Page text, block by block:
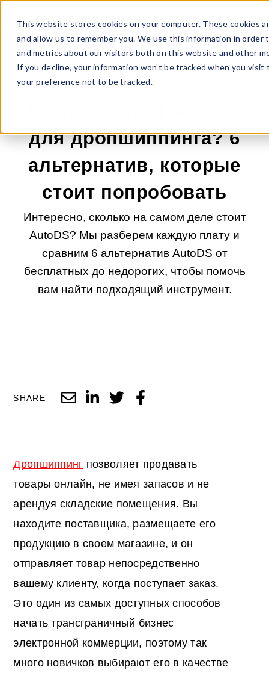
This website stores cookies on your computer. These
and allow us to remember you. We use this information in
and metrics about our visitors both on this website and other
If you decline, your information won’t be tracked when you
your preference not to be tracked.
26.05.2026 9:00:02 |ДРОПШИППИНГ
для дропшиппинга? 6
альтернатив, которые
стоит попробовать
Интересно, сколько на самом деле стоит
AutoDS? Мы разберем каждую плату и
сравним 6 альтернатив AutoDS от
бесплатных до недорогих, чтобы помочь
вам найти подходящий инструмент.
SHARE
Дропшиппинг позволяет продавать
товары онлайн, не имея запасов и не
арендуя складские помещения. Вы
находите поставщика, размещаете его
продукцию в своем магазине, и он
отправляет товар непосредственно
вашему клиенту, когда поступает заказ.
Это один из самых доступных способов
начать трансграничный бизнес
электронной коммерции, поэтому так
много новичков выбирают его в качестве